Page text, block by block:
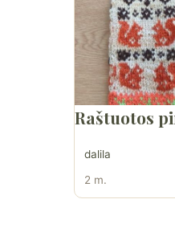
Raštuotos
dalila
2 m.